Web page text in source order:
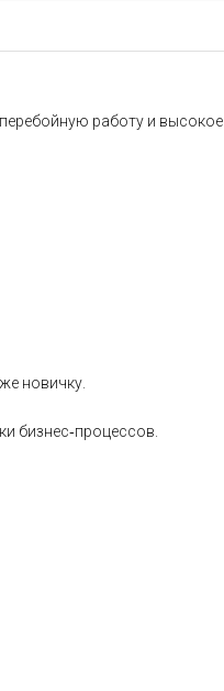
работу и высокое
новичку.
бизнес‑процессов.